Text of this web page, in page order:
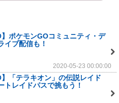
】ポケモンGOコミュニティ・デ
イブ配信も！
2020-05-23 00:00:00
】「テラキオン」の伝説レイド
トレイドパスで挑もう！